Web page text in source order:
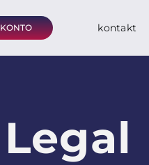
kontakt